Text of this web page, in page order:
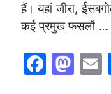
हैं। यहां जीरा,
कई प्रमुख फसलों …
F
M